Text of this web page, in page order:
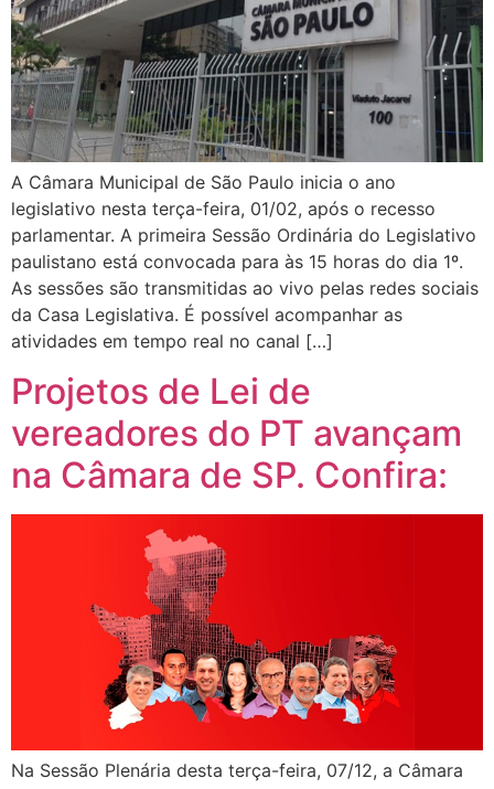
A Câmara Municipal de São Paulo inicia o ano
legislativo nesta terça-feira, 01/02, após o recesso
parlamentar. A primeira Sessão Ordinária do Legislativo
paulistano está convocada para às 15 horas do dia 1º.
As sessões são transmitidas ao vivo pelas redes sociais
da Casa Legislativa. É possível acompanhar as
atividades em tempo real no canal […]
Projetos de Lei de
vereadores do PT avançam
na Câmara de SP. Confira:
Na Sessão Plenária desta terça-feira, 07/12, a Câmara